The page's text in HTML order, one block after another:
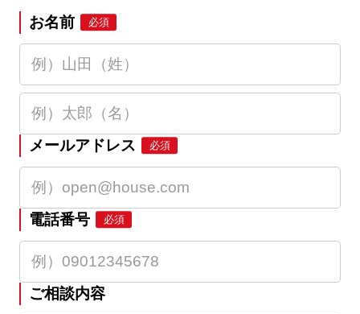
お名前 必須
メールアドレス 必須
電話番号 必須
ご相談内容